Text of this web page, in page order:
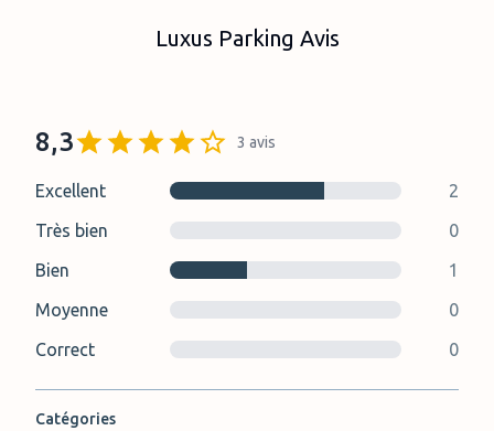
Luxus Parking Avis
8,3 3 avis
Excellent
2
Très bien
0
Bien
1
Moyenne
0
Correct
0
Catégories